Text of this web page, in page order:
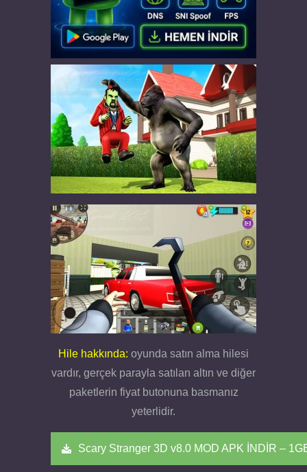
Hile hakkında: oyunda satın alma hilesi
vardır, gerçek parayla satılan altın ve diğer
paketlerin fiyat butonuna basmanız
yeterlidir.
Scary Stranger 3D v8.0 MOD APK İNDİR –